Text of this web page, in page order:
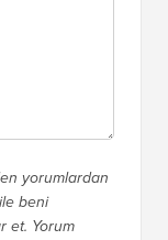
yorumlardan
beni
et. Yorum